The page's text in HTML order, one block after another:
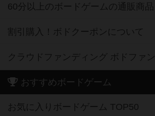
60分以上のボードゲームの通販商品
割引購入！ボドクーポンについて
クラウドファンディング ボドファン
おすすめボードゲーム
お気に入りボードゲーム TOP50